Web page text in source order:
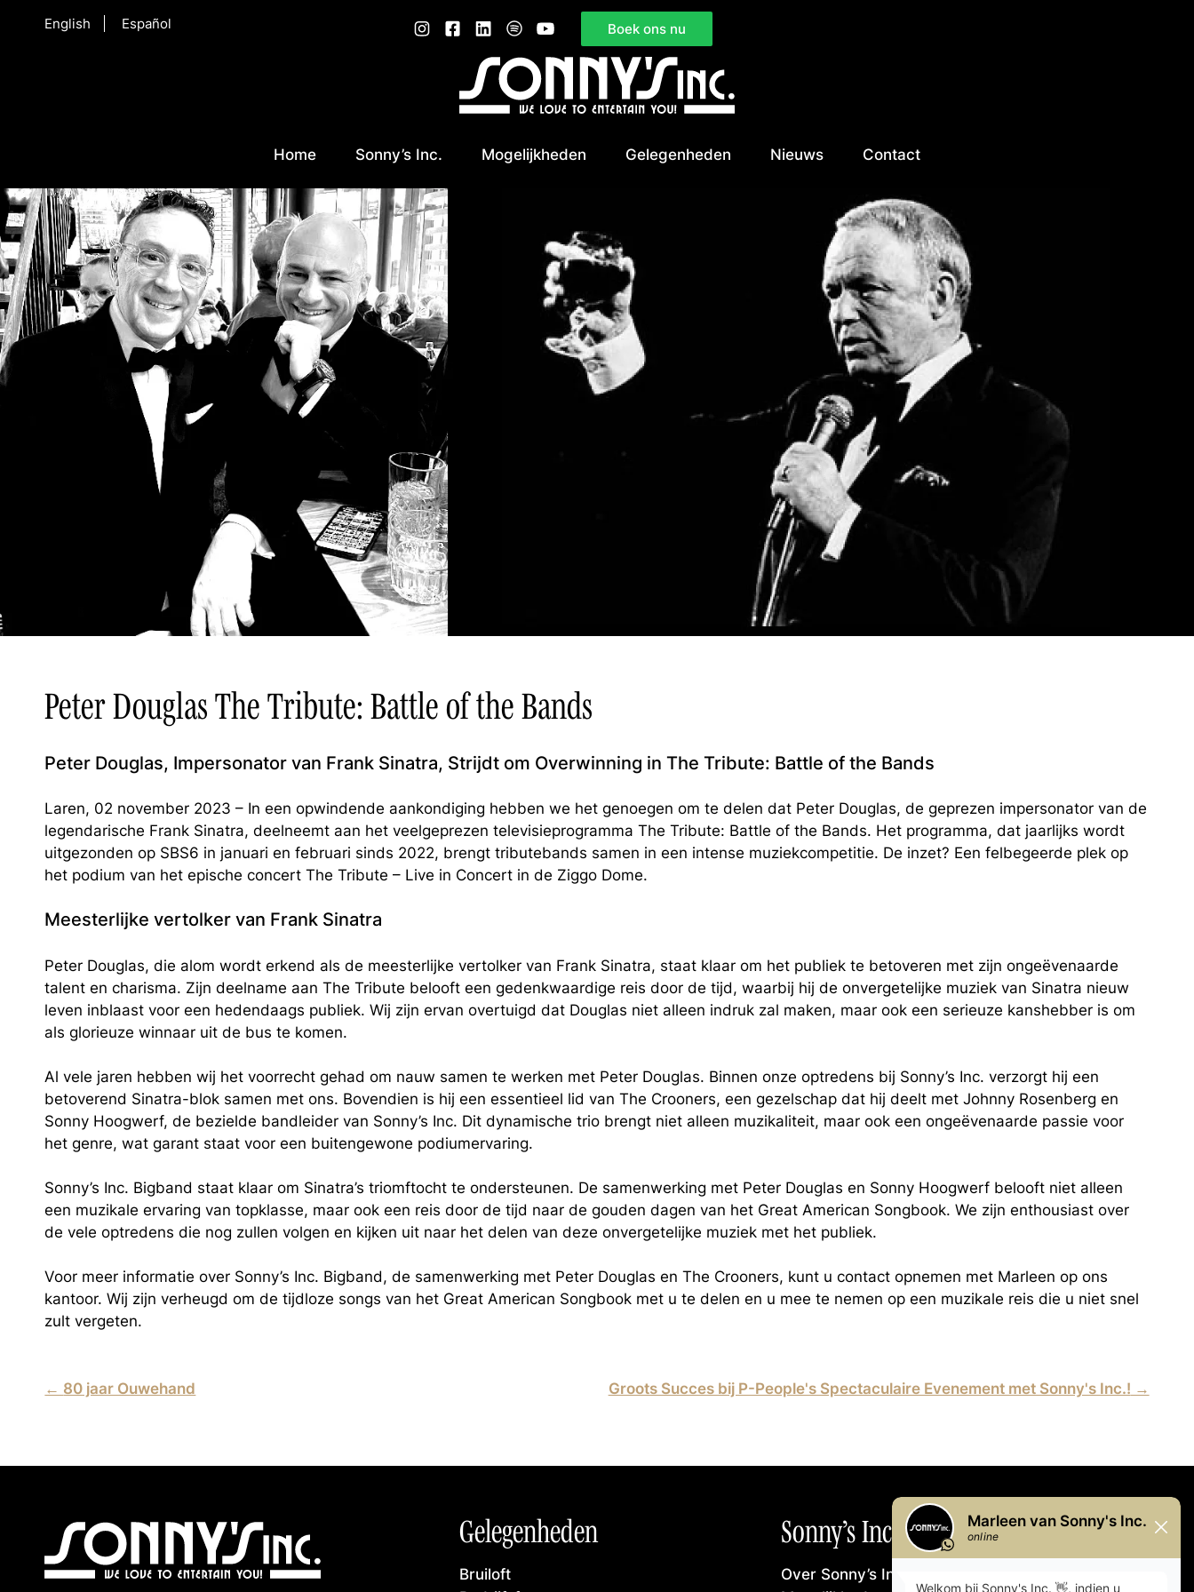
English Español Boek ons nu
Home Sonny’s Inc. Mogelijkheden Gelegenheden Nieuws Contact
Peter Douglas The Tribute: Battle of the Bands
Peter Douglas, Impersonator van Frank Sinatra, Strijdt om Overwinning in The Tribute: Battle of the Bands
Laren, 02 november 2023 – In een opwindende aankondiging hebben we het genoegen om te delen dat Peter Douglas, de geprezen impersonator van de
legendarische Frank Sinatra, deelneemt aan het veelgeprezen televisieprogrammaThe Tribute: Battle of the Bands. Het programma, dat jaarlijks wordt
uitgezonden op SBS6 in januari en februari sinds 2022, brengt tributebands samen in een intense muziekcompetitie. De inzet? Een felbegeerde plek op
het podium van het epische concertThe Tribute – Live in Concert in de Ziggo Dome.
Meesterlijke vertolker van Frank Sinatra
Peter Douglas, die alom wordt erkend als de meesterlijke vertolker van Frank Sinatra, staat klaar om het publiek te betoveren met zijn ongeëvenaarde
talent en charisma. Zijn deelname aanThe Tribute belooft een gedenkwaardige reis door de tijd, waarbij hij de onvergetelijke muziek van Sinatra nieuw
leven inblaast voor een hedendaags publiek. Wij zijn ervan overtuigd dat Douglas niet alleen indruk zal maken, maar ook een serieuze kanshebber is om
als glorieuze winnaar uit de bus te komen.
Al vele jaren hebben wij het voorrecht gehad om nauw samen te werken met Peter Douglas. Binnen onze optredens bij Sonny’s Inc. verzorgt hij een
betoverend Sinatra-blok samen met ons. Bovendien is hij een essentieel lid van The Crooners, een gezelschap dat hij deelt met Johnny Rosenberg en
Sonny Hoogwerf, de bezielde bandleider van Sonny’s Inc. Dit dynamische trio brengt niet alleen muzikaliteit, maar ook een ongeëvenaarde passie voor
het genre, wat garant staat voor een buitengewone podiumervaring.
Sonny’s Inc. Bigband staat klaar om Sinatra’s triomftocht te ondersteunen. De samenwerking met Peter Douglas en Sonny Hoogwerf belooft niet alleen
een muzikale ervaring van topklasse, maar ook een reis door de tijd naar de gouden dagen van het Great American Songbook. We zijn enthousiast over
de vele optredens die nog zullen volgen en kijken uit naar het delen van deze onvergetelijke muziek met het publiek.
Voor meer informatie over Sonny’s Inc. Bigband, de samenwerking met Peter Douglas en The Crooners, kunt u contact opnemen met Marleen op ons
kantoor. Wij zijn verheugd om de tijdloze songs van het Great American Songbook met u te delen en u mee te nemen op een muzikale reis die u niet snel
zult vergeten.
← 80 jaar Ouwehand Groots Succes bij P-People's Spectaculaire Evenement met Sonny's Inc.! →
Gelegenheden
Bruiloft
Sonny’s Inc.
Over Sonny’s Inc.